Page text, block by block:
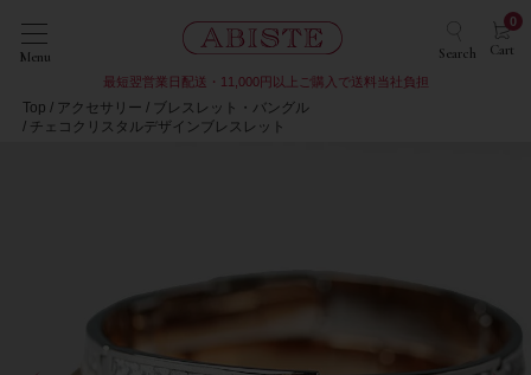
Menu Search Cart
0
最短翌営業日配送・11,000円以上ご購入で送料当社負担
Top アクセサリー
ブレスレット・バングル
チェコクリスタルデザインブレスレット